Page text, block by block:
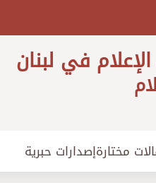
في لبنان
مختارةإصدارات حبرية